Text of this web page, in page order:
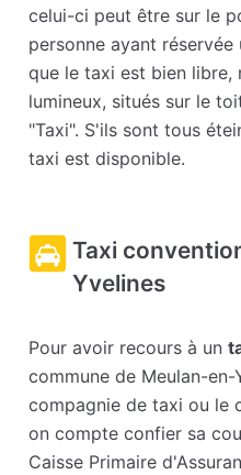
celui-ci peut être sur le
personne ayant
que le taxi est bien libre,
lumineux, situés sur le
"Taxi". S'ils sont tous
taxi est disponible.
Taxi
Yvelines
Pour avoir recours à un
commune de Meulan-
compagnie de taxi ou le
on compte confier sa
Caisse Primaire